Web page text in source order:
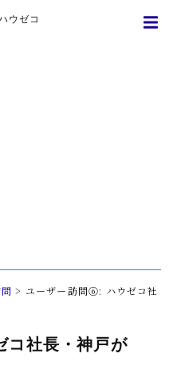
ウゼコ
> ユーザー訪問⑥: ハウゼコ社
社長・神戸が